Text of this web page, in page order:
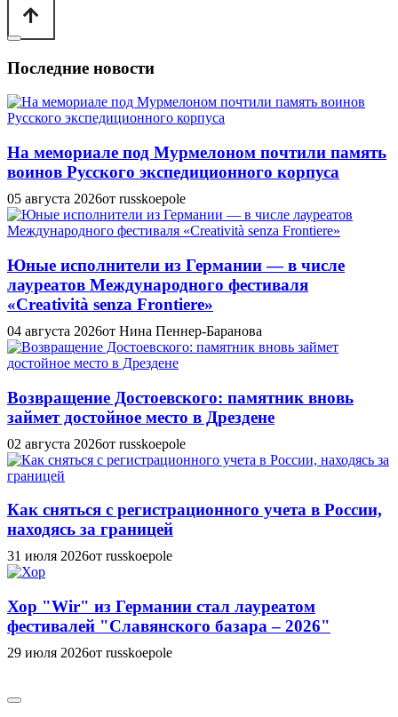
Последние новости
На мемориале под Мурмелоном почтили память
воинов Русского экспедиционного корпуса
05 августа 2026от russkoepole
Юные исполнители из Германии — в числе
лауреатов Международного фестиваля
«Creatività senza Frontiere»
04 августа 2026от Нина Пеннер-Баранова
Возвращение Достоевского: памятник вновь
займет достойное место в Дрездене
02 августа 2026от russkoepole
Как сняться с регистрационного учета в России,
находясь за границей
31 июля 2026от russkoepole
Хор "Wir" из Германии стал лауреатом
фестивалей "Славянского базара – 2026"
29 июля 2026от russkoepole